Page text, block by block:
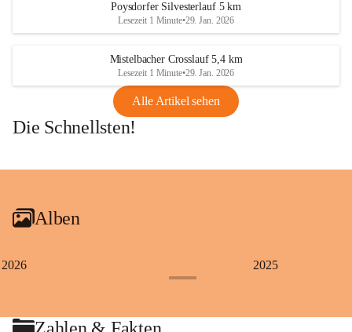
Poysdorfer Silvesterlauf 5 km
Lesezeit 1 Minute•29. Jan. 2026
Mistelbacher Crosslauf 5,4 km
Lesezeit 1 Minute•29. Jan. 2026
Alle Artikel sehen
Die Schnellsten!
+1
Alben
2026 2025
Zahlen & Fakten